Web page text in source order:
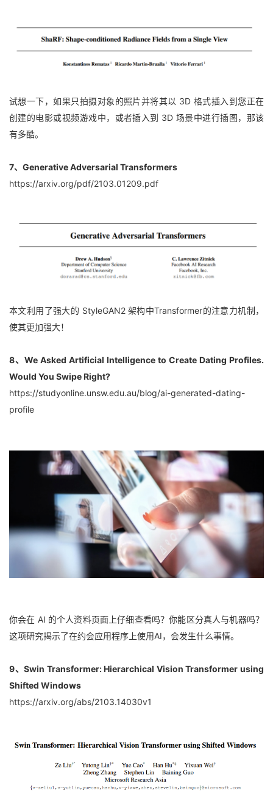
试想一下，如果只拍摄对象的照片并将其以 3D 格式插入到您正在
创建的电影或视频游戏中，或者插入到 3D 场景中进行插图，那该
有多酷。
7、Generative Adversarial Transformers
https://arxiv.org/pdf/2103.01209.pdf
本文利用了强大的 StyleGAN2 架构中Transformer的注意力机制，
使其更加强大！
8、We Asked Artificial Intelligence to Create Dating Profiles.
Would You Swipe Right?
https://studyonline.unsw.edu.au/blog/ai-generated-dating-
profile
你会在 AI 的个人资料页面上仔细查看吗？你能区分真人与机器吗？
这项研究揭示了在约会应用程序上使用AI，会发生什么事情。
9、Swin Transformer: Hierarchical Vision Transformer using
Shifted Windows
https://arxiv.org/abs/2103.14030v1